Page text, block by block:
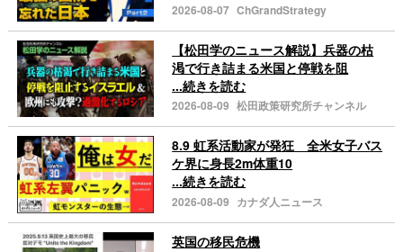
2026-08-07 ChGrandStrategy
【松田学のニュース解説】兵器の枯
渇で行き詰まる米国と停戦を阻
...続きを読む
2026-08-09 松田政策研究所チャンネル
8.9 虹系活動家が発狂 全米女子バス
ケ界に身長2m体重10
...続きを読む
2026-08-09 カナダ人ニュース
英国の移民危機